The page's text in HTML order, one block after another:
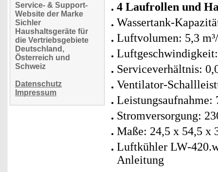
Service- & Support-
Website der Marke
Sichler
Haushaltsgeräte für
die Vertriebsgebiete
Deutschland,
Österreich und
Schweiz
Datenschutz
Impressum
4 Laufrollen und
Wassertank-
Luftvolumen: 5,3
Serviceverhältnis:
Ventilator-
Leistungsaufnahme:
Stromversorgung:
Maße: 24,5 x 54,5 x
Luftkühler LW-
Anleitung